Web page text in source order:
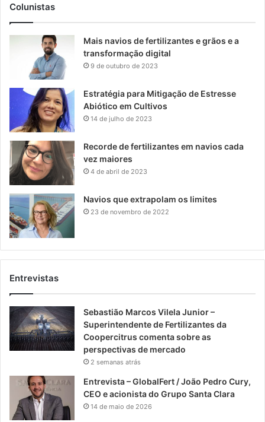
Colunistas
Mais navios de fertilizantes e grãos e a
transformação digital
9 de outubro de 2023
Estratégia para Mitigação de Estresse
Abiótico em Cultivos
14 de julho de 2023
Recorde de fertilizantes em navios cada
vez maiores
4 de abril de 2023
Navios que extrapolam os limites
23 de novembro de 2022
Entrevistas
Sebastião Marcos Vilela Junior –
Superintendente de Fertilizantes da
Coopercitrus comenta sobre as
perspectivas de mercado
2 semanas atrás
Entrevista – GlobalFert / João Pedro Cury,
CEO e acionista do Grupo Santa Clara
14 de maio de 2026